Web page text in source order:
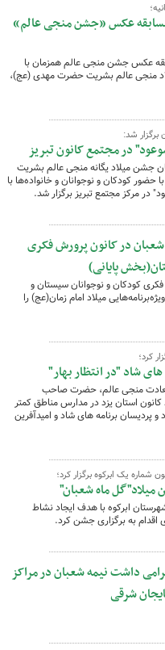
مسابقه عکس «جشن منجی عالم»
عکس جشن منجی عالم همزمان با
منجی عالم بشریت حضرت مهدی (عج)،
شد:
در مجتمع کانون تبریز
جشن میلاد یگانه منجی عالم بشریت
کودکان و نوجوانان و خانواده‌ها با
در مرکز مجتمع تبریز برگزار شد.
در کانون پرورش فکری
پایانی)
کودکان و نوجوانان سیستان و
میلاد امام زمان(عج) را
کرد؛
های شاد "در انتظار بهار"
سعادت منجی عالم، حضرت صاحب
کانون استان یزد در مدارس مناطق کمتر
پردیسان برنامه های شاد و امیدآفرین
شماره یک ابرکوه برگزار کرد؛
میلاد"گل ماه شعبان"
ابرکوه با هدف ایجاد نشاط
اقدام به برگزاری جشن کرد.
داشت نیمه شعبان در مراکز
شرقی